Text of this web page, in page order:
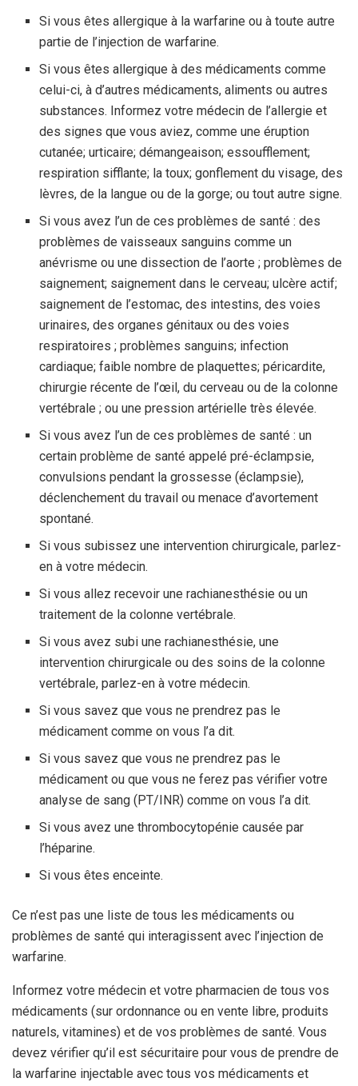
Si vous êtes allergique à la warfarine ou à toute autre
partie de l’injection de warfarine.
Si vous êtes allergique à des médicaments comme
celui-ci, à d’autres médicaments, aliments ou autres
substances. Informez votre médecin de l’allergie et
des signes que vous aviez, comme une éruption
cutanée; urticaire; démangeaison; essoufflement;
respiration sifflante; la toux; gonflement du visage, des
lèvres, de la langue ou de la gorge; ou tout autre signe.
Si vous avez l’un de ces problèmes de santé : des
problèmes de vaisseaux sanguins comme un
anévrisme ou une dissection de l’aorte ; problèmes de
saignement; saignement dans le cerveau; ulcère actif;
saignement de l’estomac, des intestins, des voies
urinaires, des organes génitaux ou des voies
respiratoires ; problèmes sanguins; infection
cardiaque; faible nombre de plaquettes; péricardite,
chirurgie récente de l’œil, du cerveau ou de la colonne
vertébrale ; ou une pression artérielle très élevée.
Si vous avez l’un de ces problèmes de santé : un
certain problème de santé appelé pré-éclampsie,
convulsions pendant la grossesse (éclampsie),
déclenchement du travail ou menace d’avortement
spontané.
Si vous subissez une intervention chirurgicale, parlez-
en à votre médecin.
Si vous allez recevoir une rachianesthésie ou un
traitement de la colonne vertébrale.
Si vous avez subi une rachianesthésie, une
intervention chirurgicale ou des soins de la colonne
vertébrale, parlez-en à votre médecin.
Si vous savez que vous ne prendrez pas le
médicament comme on vous l’a dit.
Si vous savez que vous ne prendrez pas le
médicament ou que vous ne ferez pas vérifier votre
analyse de sang (PT/INR) comme on vous l’a dit.
Si vous avez une thrombocytopénie causée par
l’héparine.
Si vous êtes enceinte.
Ce n’est pas une liste de tous les médicaments ou
problèmes de santé qui interagissent avec l’injection de
warfarine.
Informez votre médecin et votre pharmacien de tous vos
médicaments (sur ordonnance ou en vente libre, produits
naturels, vitamines) et de vos problèmes de santé. Vous
devez vérifier qu’il est sécuritaire pour vous de prendre de
la warfarine injectable avec tous vos médicaments et